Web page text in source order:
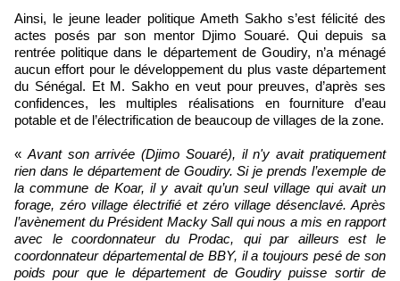
Ainsi, le jeune leader politique Ameth Sakho s’est félicité des
actes posés par son mentor Djimo Souaré. Qui depuis sa
rentrée politique dans le département de Goudiry, n’a ménagé
aucun effort pour le développement du plus vaste département
du Sénégal. Et M. Sakho en veut pour preuves, d’après ses
confidences, les multiples réalisations en fourniture d’eau
potable et de l’électrification de beaucoup de villages de la zone.
« Avant son arrivée (Djimo Souaré), il n'y avait pratiquement
rien dans le département de Goudiry. Si je prends l’exemple de
la commune de Koar, il y avait qu’un seul village qui avait un
forage, zéro village électrifié et zéro village désenclavé. Après
l’avènement du Président Macky Sall qui nous a mis en rapport
avec le coordonnateur du Prodac, qui par ailleurs est le
coordonnateur départemental de BBY, il a toujours pesé de son
poids pour que le département de Goudiry puisse sortir de